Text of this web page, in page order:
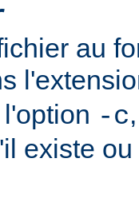
au
-c
existe